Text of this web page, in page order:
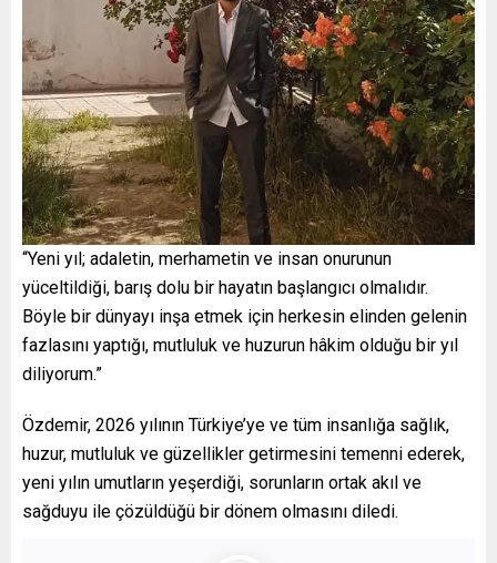
“Yeni yıl; adaletin, merhametin ve insan onurunun
yüceltildiği, barış dolu bir hayatın başlangıcı olmalıdır.
Böyle bir dünyayı inşa etmek için herkesin elinden gelenin
fazlasını yaptığı, mutluluk ve huzurun hâkim olduğu bir yıl
diliyorum.”
Özdemir, 2026 yılının Türkiye’ye ve tüm insanlığa sağlık,
huzur, mutluluk ve güzellikler getirmesini temenni ederek,
yeni yılın umutların yeşerdiği, sorunların ortak akıl ve
sağduyu ile çözüldüğü bir dönem olmasını diledi.